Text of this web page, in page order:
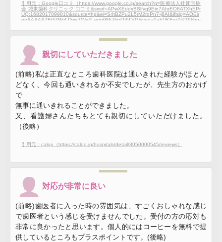
引用元：Google口コミ（https://www.google.co.jp/search?q=医療法人社団宝樹
会 城東歯科クリニック 口コミ&sxsrf=APwXEddxBSlfyq9Ein7AhrEO8ATXhEPr
UQ:1682017099810&source=hp&ei=S4tBZPu2L5rM2roPn7-j8AI&iflsig=AOEir
eoAAAAAZEGZWyLDwyIVNv4Leqg9McPijzQI6LVG&ved=0ahUKEwi7iPT9kbn-
ニック 口コミ&gs_lcp=Cgdnd3Mtd2l6EAMyBQgAEKIEMgUIABCiBDIFCAAQo
gQ6BAgAEB46BAghEBU6BQghEKABUABYjTJggjZoB3AAeACAAeECiAGTG
ZIBCDAuMTEuMy4ymAEAoAECoAEB&sclient=gws-wiz#lrd=0x5f8fc357dc617
80b:0x8bb814a0c99b503c,1,,,,）
親切にしていただきました
(前略)私は正直なところ歯科医院は通いきれた経験がほとん
どなく、今回も通いきれるか不安でしたが、先生方のおかげ
で
無事に通いきれることができました。
又、看護婦さんたちもとても親切にしていただけました。
（後略）
引用元：caloo（https://caloo.jp/hospitals/detail/3050000545/reviews）
対応が非常に良い
(前略)歯医者に入った時の雰囲気は、すごくおしゃれな感じ
で歯医者という感じを受けませんでした。受付の方の応対も
非常に良かったと思います。個人的にはコーヒーを無料で提
供しているところもプラスポイントです。(後略)